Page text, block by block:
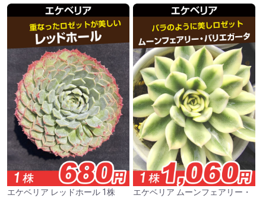
エケベリア レッドホール 1株
エケベリア ムーンフェアリー・